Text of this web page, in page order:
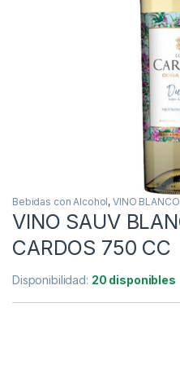
Bebidas con Alcohol,VINO BLANCO
VINO SAUV
CARDOS 750 CC
Disponibilidad: 20 disponibles